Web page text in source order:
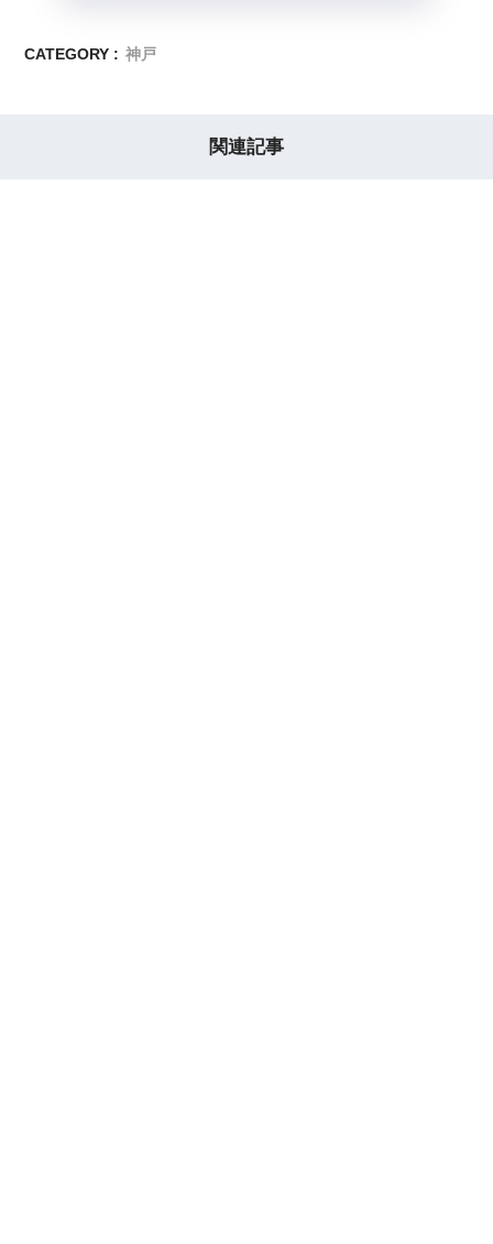
CATEGORY : 神戸
関連記事